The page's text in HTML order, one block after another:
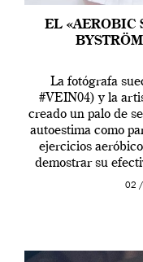
EL «AEROBIC
La fotógrafa
#VEIN04) y la
creado un palo de
autoestima como
ejercicios
demostrar su
02